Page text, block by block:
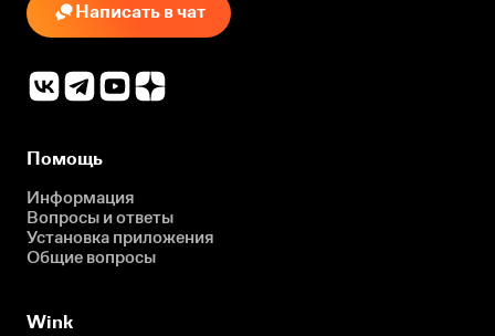
Написать в чат
Помощь
Информация
Вопросы и ответы
Установка приложения
Общие вопросы
Wink